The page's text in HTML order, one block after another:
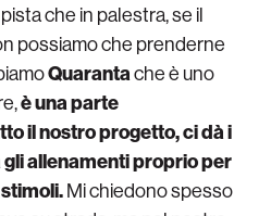
che in palestra, se il
possiamo che prenderne
Quarantache è uno
è una parte
il nostro progetto, ci dà i
allenamenti proprio per
Mi chiedono spesso